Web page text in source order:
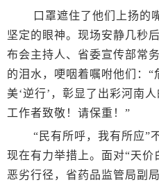
口罩遮住了他们上扬的
坚定的眼神。现场安静几秒
布会主持人、省委宣传部常
的泪水，哽咽着嘱咐他们：
美‘逆行’，彰显了出彩河南
工作者致敬！请保重！”
“民有所呼，我有所应”
现在有力举措上。面对“天
恶劣行径，省药品监管局副